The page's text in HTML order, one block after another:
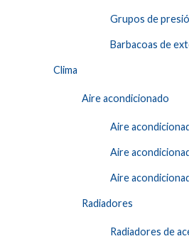
Grupos de
Barbacoas de
Clima
Aire acondicionado
Aire
Aire
Aire
Radiadores
Radiadores de